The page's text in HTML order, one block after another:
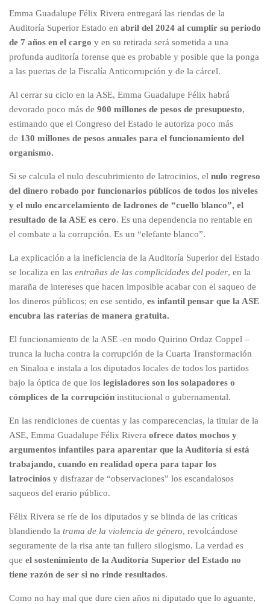
Emma Guadalupe Félix Rivera entregará las riendas de la
Auditoría Superior Estado en abril del 2024 al cumplir su periodo
de 7 años en el cargo y en su retirada será sometida a una
profunda auditoría forense que es probable y posible que la ponga
a las puertas de la Fiscalía Anticorrupción y de la cárcel.
Al cerrar su ciclo en la ASE, Emma Guadalupe Félix habrá
devorado poco más de 900 millones de pesos de presupuesto,
estimando que el Congreso del Estado le autoriza poco más
de 130 millones de pesos anuales para el funcionamiento del
organismo.
Si se calcula el nulo descubrimiento de latrocinios, el nulo regreso
del dinero robado por funcionarios públicos de todos los niveles
y el nulo encarcelamiento de ladrones de “cuello blanco”, el
resultado de la ASE es cero. Es una dependencia no rentable en
el combate a la corrupción. Es un “elefante blanco”.
La explicación a la ineficiencia de la Auditoría Superior del Estado
se localiza en las entrañas de las complicidades del poder, en la
maraña de intereses que hacen imposible acabar con el saqueo de
los dineros públicos; en ese sentido, es infantil pensar que la ASE
encubra las raterías de manera gratuita.
El funcionamiento de la ASE -en modo Quirino Ordaz Coppel –
trunca la lucha contra la corrupción de la Cuarta Transformación
en Sinaloa e instala a los diputados locales de todos los partidos
bajo la óptica de que los legisladores son los solapadores o
cómplices de la corrupción institucional o gubernamental.
En las rendiciones de cuentas y las comparecencias, la titular de la
ASE, Emma Guadalupe Félix Rivera ofrece datos mochos y
argumentos infantiles para aparentar que la Auditoría sí está
trabajando, cuando en realidad opera para tapar los
latrocinios y disfrazar de “observaciones” los escandalosos
saqueos del erario público.
Félix Rivera se ríe de los diputados y se blinda de las críticas
blandiendo la trama de la violencia de género, revolcándose
seguramente de la risa ante tan fullero silogismo. La verdad es
que el sostenimiento de la Auditoría Superior del Estado no
tiene razón de ser si no rinde resultados.
Como no hay mal que dure cien años ni diputado que lo aguante,